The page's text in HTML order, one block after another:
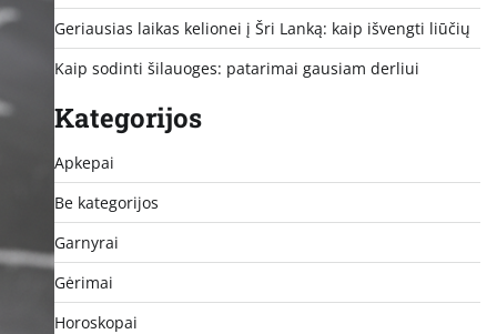
Geriausias laikas kelionei į Šri Lanką: kaip išvengti liūčių
Kaip sodinti šilauoges: patarimai gausiam derliui
Kategorijos
Apkepai
Be kategorijos
Garnyrai
Gėrimai
Horoskopai